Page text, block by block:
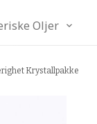
Oljer
Krystallpakke